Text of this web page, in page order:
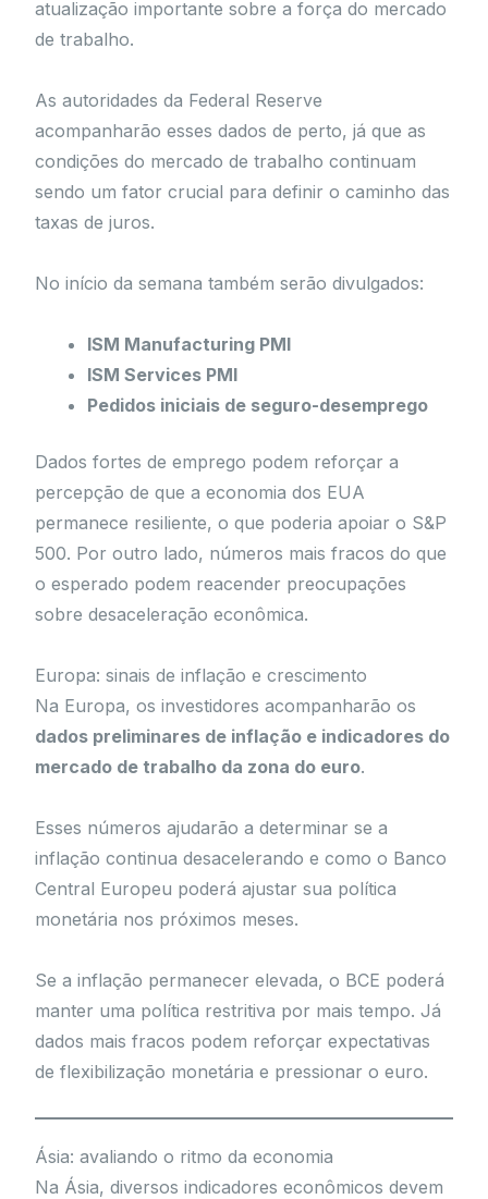
atualização importante sobre a força do mercado
de trabalho.
As autoridades da Federal Reserve
acompanharão esses dados de perto, já que as
condições do mercado de trabalho continuam
sendo um fator crucial para definir o caminho das
taxas de juros.
No início da semana também serão divulgados:
ISM Manufacturing PMI
ISM Services PMI
Pedidos iniciais de seguro-desemprego
Dados fortes de emprego podem reforçar a
percepção de que a economia dos EUA
permanece resiliente, o que poderia apoiar o S&P
500. Por outro lado, números mais fracos do que
o esperado podem reacender preocupações
sobre desaceleração econômica.
Europa: sinais de inflação e crescimento
Na Europa, os investidores acompanharão os
dados preliminares de inflação e indicadores do
mercado de trabalho da zona do euro.
Esses números ajudarão a determinar se a
inflação continua desacelerando e como o Banco
Central Europeu poderá ajustar sua política
monetária nos próximos meses.
Se a inflação permanecer elevada, o BCE poderá
manter uma política restritiva por mais tempo. Já
dados mais fracos podem reforçar expectativas
de flexibilização monetária e pressionar o euro.
Ásia: avaliando o ritmo da economia
Na Ásia, diversos indicadores econômicos devem